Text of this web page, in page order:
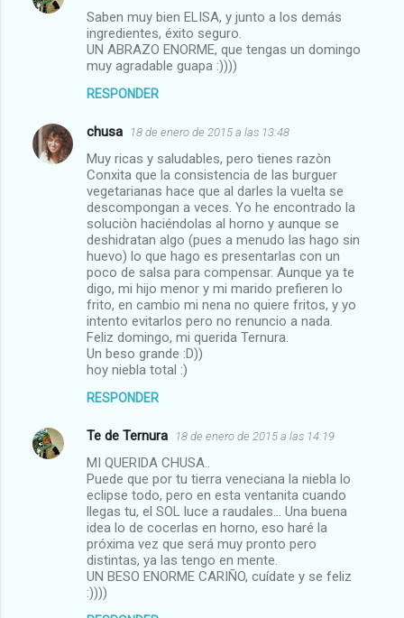
Saben muy bien ELISA, y junto a los demás
ingredientes, éxito seguro.
UN ABRAZO ENORME, que tengas un domingo
muy agradable guapa :))))
RESPONDER
chusa 18 de enero de 2015 a las 13:48
Muy ricas y saludables, pero tienes razòn
Conxita que la consistencia de las burguer
vegetarianas hace que al darles la vuelta se
descompongan a veces. Yo he encontrado la
soluciòn haciéndolas al horno y aunque se
deshidratan algo (pues a menudo las hago sin
huevo) lo que hago es presentarlas con un
poco de salsa para compensar. Aunque ya te
digo, mi hijo menor y mi marido prefieren lo
frito, en cambio mi nena no quiere fritos, y yo
intento evitarlos pero no renuncio a nada.
Feliz domingo, mi querida Ternura.
Un beso grande :D))
hoy niebla total :)
RESPONDER
Te de Ternura 18 de enero de 2015 a las 14:19
MI QUERIDA CHUSA..
Puede que por tu tierra veneciana la niebla lo
eclipse todo, pero en esta ventanita cuando
llegas tu, el SOL luce a raudales... Una buena
idea lo de cocerlas en horno, eso haré la
próxima vez que será muy pronto pero
distintas, ya las tengo en mente.
UN BESO ENORME CARIÑO, cuídate y se feliz
:))))